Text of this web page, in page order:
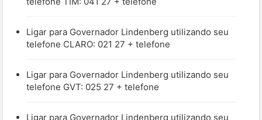
Ligar para Governador Lindenberg utilizando seu
telefone CLARO: 021 27 + telefone
Ligar para Governador Lindenberg utilizando seu
telefone GVT: 025 27 + telefone
Ligar para Governador Lindenberg utilizando seu